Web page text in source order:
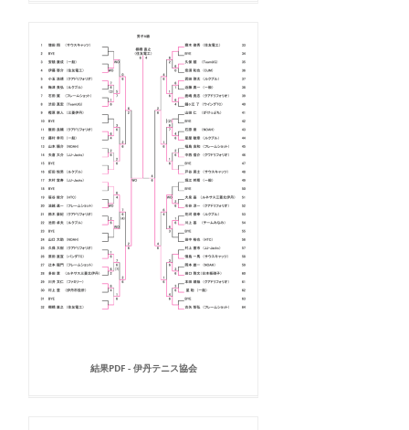
結果PDF - 伊丹テニス協会